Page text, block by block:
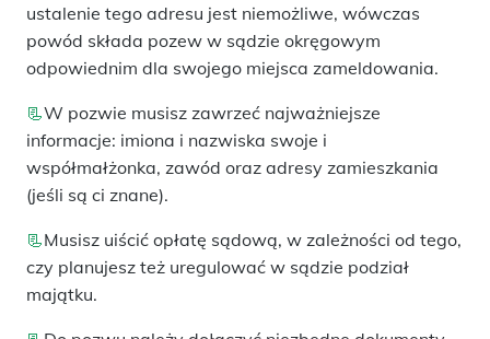
ustalenie tego adresu jest niemożliwe, wówczas
powód składa pozew w sądzie okręgowym
odpowiednim dla swojego miejsca zameldowania.
📃W pozwie musisz zawrzeć najważniejsze
informacje: imiona i nazwiska swoje i
współmałżonka, zawód oraz adresy zamieszkania
(jeśli są ci znane).
📃Musisz uiścić opłatę sądową, w zależności od tego,
czy planujesz też uregulować w sądzie podział
majątku.